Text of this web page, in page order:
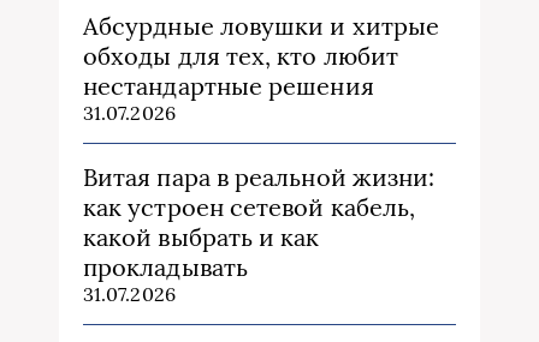
Абсурдные ловушки и хитрые
обходы для тех, кто любит
нестандартные решения
31.07.2026
Витая пара в реальной жизни:
как устроен сетевой кабель,
какой выбрать и как
прокладывать
31.07.2026